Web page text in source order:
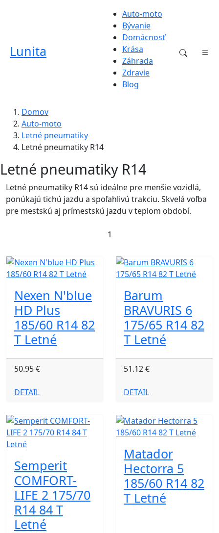
Lunita
Auto-moto
Bývanie
Domácnosť
Krása
Záhrada
Zdravie
Blog
Domov
Auto-moto
Letné pneumatiky
Letné pneumatiky R14
Letné pneumatiky R14
Letné pneumatiky R14 sú ideálne pre menšie vozidlá,
ponúkajú tichú jazdu a spoľahlivú trakciu. Skvelá voľba
pre mestskú aj prímestskú jazdu v teplom období.
1
Nexen N'blue
HD Plus
185/60 R14 82
T Letné
50.95 €
DETAIL
Barum
BRAVURIS 6
175/65 R14 82
T Letné
51.12 €
DETAIL
Semperit
COMFORT-
LIFE 2 175/70
R14 84 T
Letné
Matador
Hectorra 5
185/60 R14 82
T Letné